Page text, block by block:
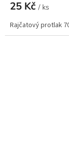
25 Kč / ks
Rajčatový protlak